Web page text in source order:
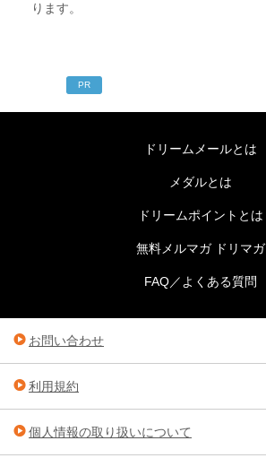
ります。
PR
ドリームメールとは
メダルとは
ドリームポイントとは
無料メルマガ ドリマガ
FAQ／よくある質問
お問い合わせ
利用規約
個人情報の取り扱いについて